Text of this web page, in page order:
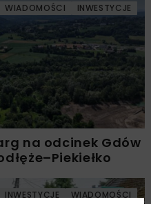
WIADOMOŚCI INWESTYCJE
na odcinek Gdów
INWESTYCJE WIADOMOŚCI